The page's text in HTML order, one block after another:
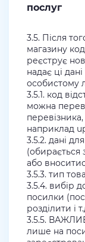
послуг
3.5. Після
магазину
реєструє
надає ці
особистому
3.5.1. код
можна
наприклад
3.5.2. дані
(обирається
або
3.5.3. тип
3.5.4. вибір
посилки
розділити і
3.5.5.
лише на